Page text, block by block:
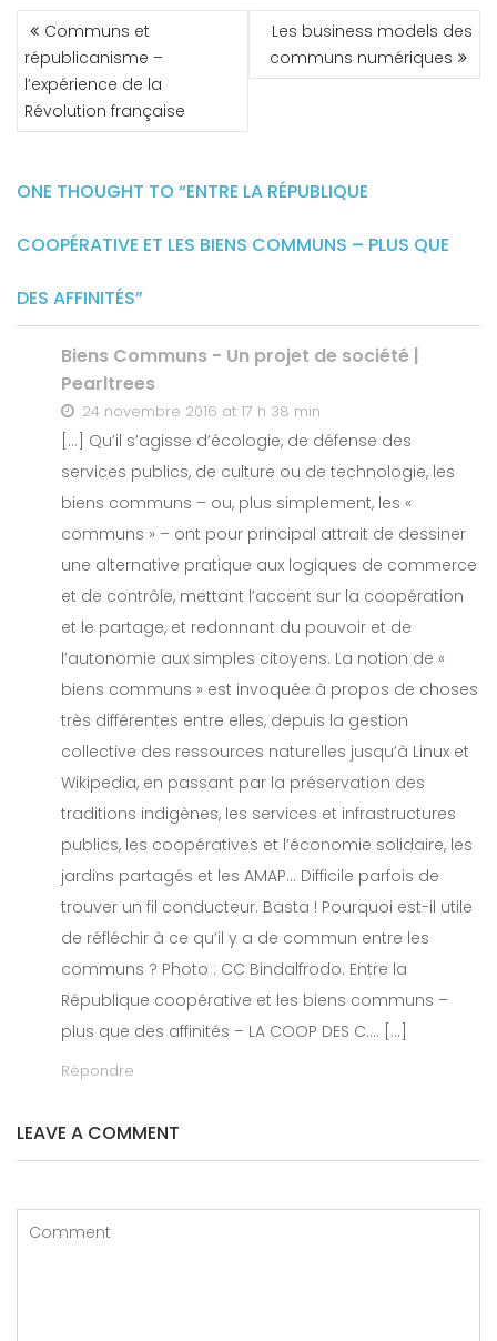
NAVIGATION
DE
L’ARTICLE
Communs et
républicanisme –
l’expérience de la
Révolution française
Les business models des
communs numériques
ONE THOUGHT TO “ENTRE LA RÉPUBLIQUE
COOPÉRATIVE ET LES BIENS COMMUNS – PLUS QUE
DES AFFINITÉS”
Biens Communs - Un projet de société |
Pearltrees
24 novembre 2016 at 17 h 38 min
[…] Qu’il s’agisse d’écologie, de défense des
services publics, de culture ou de technologie, les
biens communs – ou, plus simplement, les «
communs » – ont pour principal attrait de dessiner
une alternative pratique aux logiques de commerce
et de contrôle, mettant l’accent sur la coopération
et le partage, et redonnant du pouvoir et de
l’autonomie aux simples citoyens. La notion de «
biens communs » est invoquée à propos de choses
très différentes entre elles, depuis la gestion
collective des ressources naturelles jusqu’à Linux et
Wikipedia, en passant par la préservation des
traditions indigènes, les services et infrastructures
publics, les coopératives et l’économie solidaire, les
jardins partagés et les AMAP… Difficile parfois de
trouver un fil conducteur. Basta ! Pourquoi est-il utile
de réfléchir à ce qu’il y a de commun entre les
communs ? Photo : CC Bindalfrodo. Entre la
République coopérative et les biens communs –
plus que des affinités – LA COOP DES C…. […]
Répondre
LEAVE A COMMENT